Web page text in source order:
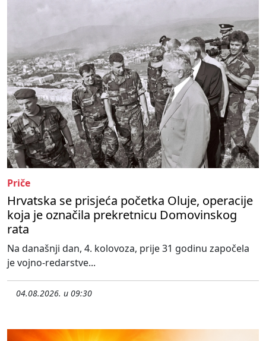
Priče
Hrvatska se prisjeća početka Oluje, operacije
koja je označila prekretnicu Domovinskog
rata
Na današnji dan, 4. kolovoza, prije 31 godinu započela
je vojno-redarstve...
04.08.2026. u 09:30